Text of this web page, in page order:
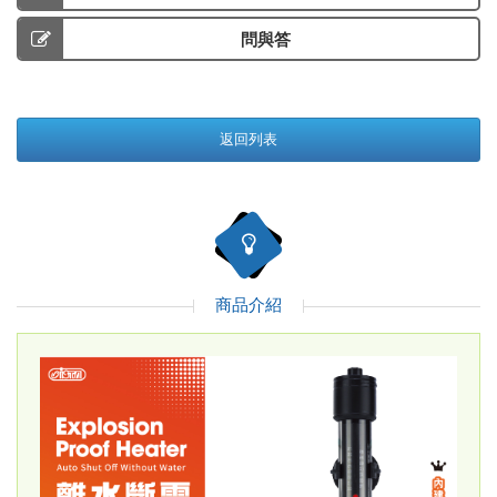
問與答
返回列表
商品介紹